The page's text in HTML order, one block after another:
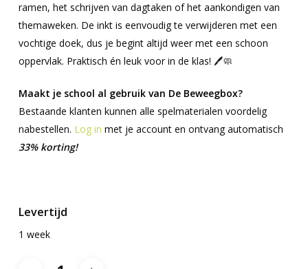
ramen, het schrijven van dagtaken of het aankondigen van
themaweken. De inkt is eenvoudig te verwijderen met een
vochtige doek, dus je begint altijd weer met een schoon
oppervlak. Praktisch én leuk voor in de klas! 🖊️🧼
Maakt je school al gebruik van De Beweegbox?
Bestaande klanten kunnen alle spelmaterialen voordelig
nabestellen. Log in met je account en ontvang automatisch
33% korting!
Levertijd
1 week